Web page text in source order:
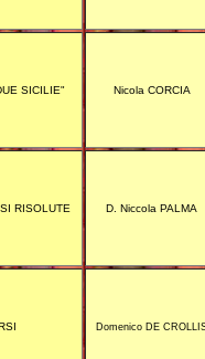
SICILIE" Nicola CORCIA
RISOLUTE D. Niccola PALMA
Domenico DE